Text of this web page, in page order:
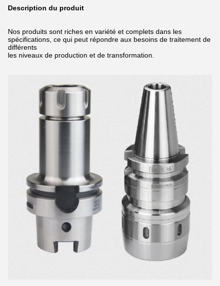
Description du produit
Nos produits sont riches en variété et complets dans les
spécifications, ce qui peut répondre aux besoins de traitement de
différents
les niveaux de production et de transformation.